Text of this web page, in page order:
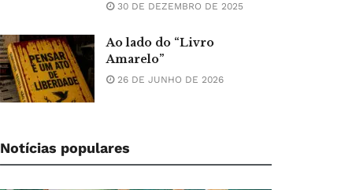
30 DE DEZEMBRO DE 2025
Ao lado do “Livro
Amarelo”
26 DE JUNHO DE 2026
Notícias populares